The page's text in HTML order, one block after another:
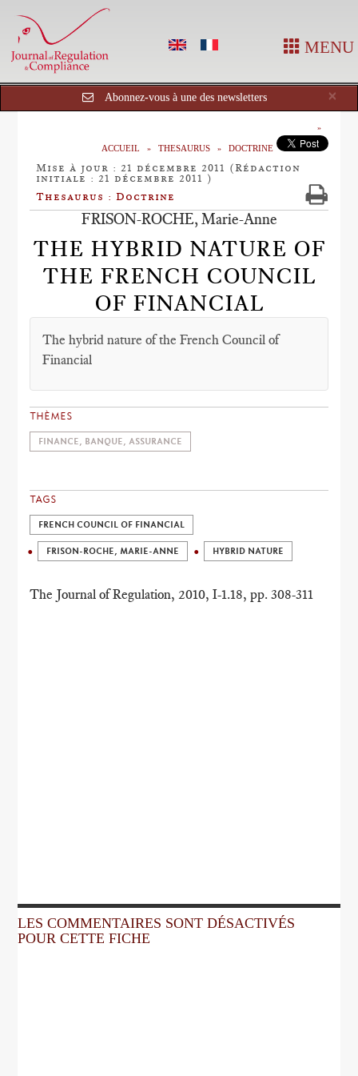
MENU
×
Abonnez-vous à une des newsletters
ACCUEIL THESAURUS DOCTRINE
Mise à jour : 21 décembre 2011 (Rédaction
initiale : 21 décembre 2011 )
Thesaurus : Doctrine
FRISON-ROCHE, Marie-Anne
THE HYBRID NATURE OF
THE FRENCH COUNCIL
OF FINANCIAL
The hybrid nature of the French Council of
Financial
THÈMES
FINANCE, BANQUE, ASSURANCE
TAGS
FRENCH COUNCIL OF FINANCIAL
FRISON-ROCHE, MARIE-ANNE HYBRID NATURE
The Journal of Regulation, 2010, I-1.18, pp. 308-311
LES COMMENTAIRES SONT DÉSACTIVÉS
POUR CETTE FICHE